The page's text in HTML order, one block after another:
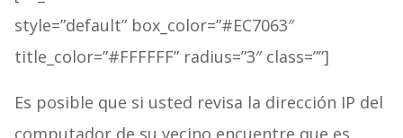
style=”default” box_color=”#EC7063″
title_color=”#FFFFFF” radius=”3″ class=””]
Es posible que si usted revisa la dirección IP del